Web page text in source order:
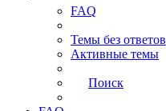
FAQ
Темы без ответов
Активные темы
Поиск